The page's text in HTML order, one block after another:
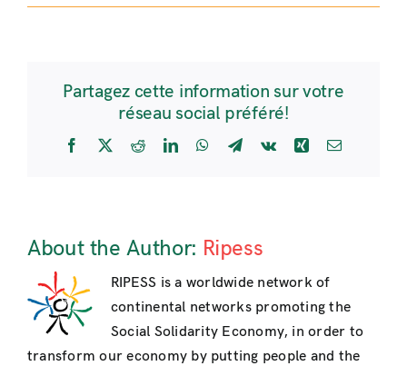
Partagez cette information sur votre
réseau social préféré!
Facebook
X RedditLinkedInWhatsApp
Telegram
Vk Xing Email
About the Author: Ripess
RIPESS is a worldwide network of
continental networks promoting the
Social Solidarity Economy, in order to
transform our economy by putting people and the